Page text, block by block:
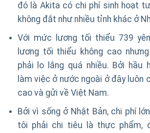
đó là Akita có chi phí sinh hoạt
không đắt như nhiều tỉnh khác ở
Với mức lương tối thiểu 739
lương tối thiểu không cao
phải lo lắng quá nhiều. Bởi hầu
làm việc ở nước ngoài ở đây luôn
cao và gửi về Việt Nam.
Bởi vì sống ở Nhật Bản, chi phí
tôi phải chi tiêu là thực phẩm,